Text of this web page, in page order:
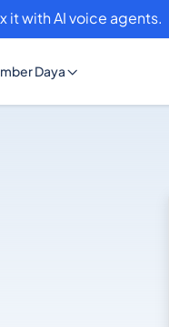
it with AI voice agents.
Daya